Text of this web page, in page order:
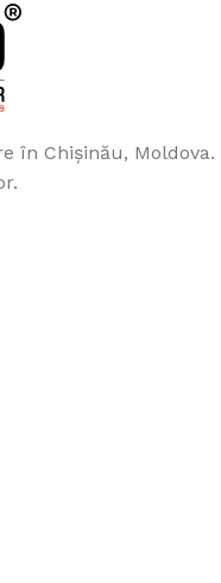
în Chișinău, Moldova.